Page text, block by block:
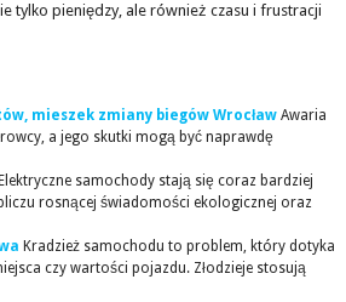
tylko pieniędzy, ale również czasu i frustracji
mieszek zmiany biegów Wrocław Awaria
a jego skutki mogą być naprawdę
Elektryczne samochody stają się coraz bardziej
rosnącej świadomości ekologicznej oraz
Kradzież samochodu to problem, który dotyka
czy wartości pojazdu. Złodzieje stosują